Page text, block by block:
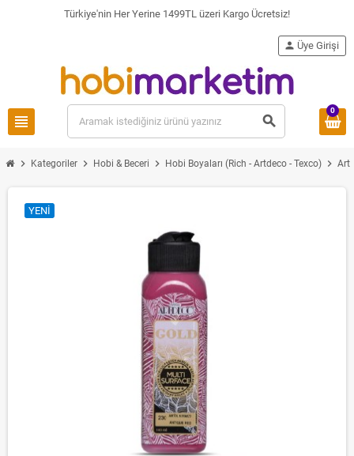
Türkiye'nin Her Yerine 1499TL üzeri Kargo Ücretsiz!
view_headline search
person Üye Girişi
0
chevron_right Kategoriler chevron_right Hobi & Beceri chevron_right Hobi Boyaları (Rich - Artdeco - Texco) chevron_right
YENI